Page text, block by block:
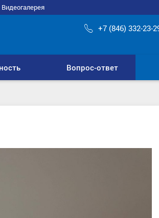
Видеогалерея
+7 (846) 332-23-
Вопрос-ответ